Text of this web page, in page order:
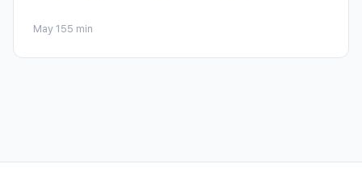
May 155 min